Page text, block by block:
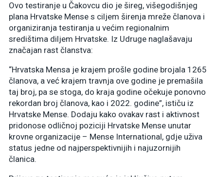
Ovo testiranje u Čakovcu dio je šireg, višegodišnjeg
plana Hrvatske Mense s ciljem širenja mreže članova i
organiziranja testiranja u većim regionalnim
središtima diljem Hrvatske. Iz Udruge naglašavaju
značajan rast članstva:
“Hrvatska Mensa je krajem prošle godine brojala 1265
članova, a već krajem travnja ove godine je premašila
taj broj, pa se stoga, do kraja godine očekuje ponovno
rekordan broj članova, kao i 2022. godine”, ističu iz
Hrvatske Mense. Dodaju kako ovakav rast i aktivnost
pridonose odličnoj poziciji Hrvatske Mense unutar
krovne organizacije – Mense International, gdje uživa
status jedne od najperspektivnijih i najuzornijih
članica.